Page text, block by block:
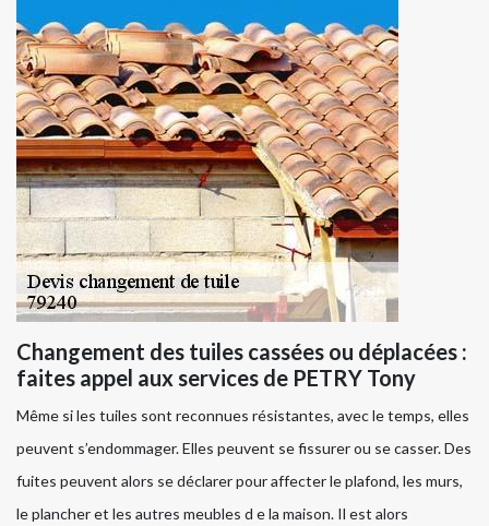
Changement des tuiles cassées ou déplacées :
faites appel aux services de PETRY Tony
Même si les tuiles sont reconnues résistantes, avec le temps, elles
peuvent s’endommager. Elles peuvent se fissurer ou se casser. Des
fuites peuvent alors se déclarer pour affecter le plafond, les murs,
le plancher et les autres meubles d e la maison. Il est alors